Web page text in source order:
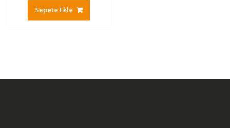
Sepete Ekle